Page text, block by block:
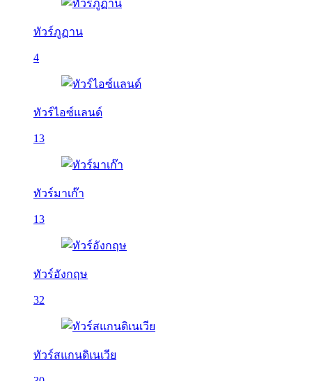
ทัวร์ภูฏาน
4
ทัวร์ไอซ์แลนด์
13
ทัวร์มาเก๊า
13
ทัวร์อังกฤษ
32
ทัวร์สแกนดิเนเวีย